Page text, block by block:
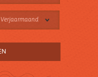
Verjaarmaand